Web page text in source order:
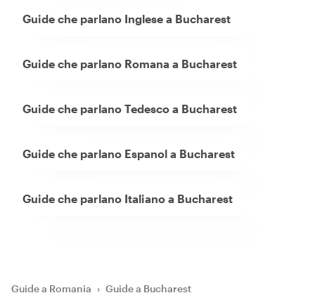
Guide che parlano Inglese a Bucharest
Guide che parlano Romana a Bucharest
Guide che parlano Tedesco a Bucharest
Guide che parlano Espanol a Bucharest
Guide che parlano Italiano a Bucharest
Guide a Romania › Guide a Bucharest